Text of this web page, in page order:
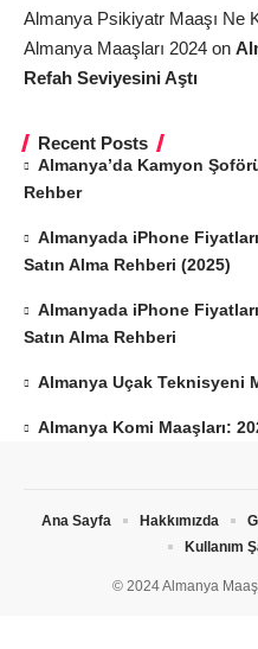
Almanya Psikiyatr Maaşı Ne
Almanya Maaşları 2024 on
Refah Seviyesini Aştı
Recent Posts
Almanya’da Kamyon
Rehber
Almanyada iPhone
Satın Alma Rehberi (2025)
Almanyada iPhone
Satın Alma Rehberi
Almanya Uçak Teknisyeni
Almanya Komi Maaşları:
© 2024 Almanya
Ana Sayfa Hakkımızda
Kullanım